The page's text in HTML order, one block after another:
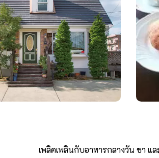
เพลิดเพลินกับอาหารกลางวัน ชา แ